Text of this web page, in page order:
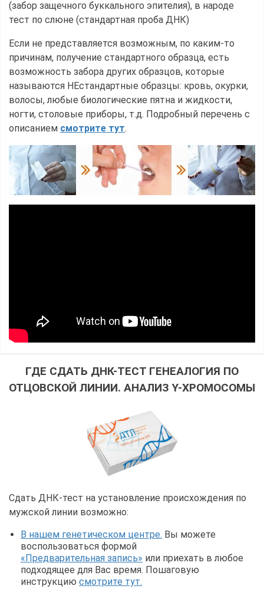
(забор защечного буккального эпителия), в народе
тест по слюне (стандартная проба ДНК)
Если не представляется возможным, по каким-то
причинам, получение стандартного образца, есть
возможность забора других образцов, которые
называются НЕстандартные образцы: кровь, окурки,
волосы, любые биологические пятна и жидкости,
ногти, столовые приборы, т.д. Подробный перечень с
описанием смотрите тут.
ГДЕ СДАТЬ ДНК-ТЕСТ ГЕНЕАЛОГИЯ ПО
ОТЦОВСКОЙ ЛИНИИ. АНАЛИЗ Y-ХРОМОСОМЫ
Сдать ДНК-тест на установление происхождения по
мужской линии возможно:
В нашем генетическом центре. Вы можете
воспользоваться формой
«Предварительная запись» или приехать в любое
подходящее для Вас время. Пошаговую
инструкцию смотрите тут.